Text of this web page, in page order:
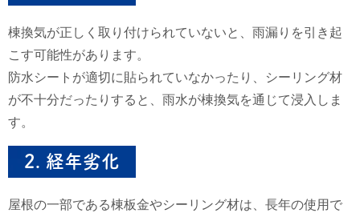
棟換気が正しく取り付けられていないと、雨漏りを引き起
こす可能性があります。
防水シートが適切に貼られていなかったり、シーリング材
が不十分だったりすると、雨水が棟換気を通じて浸入しま
す。
2. 経年劣化
屋根の一部である棟板金やシーリング材は、長年の使用で